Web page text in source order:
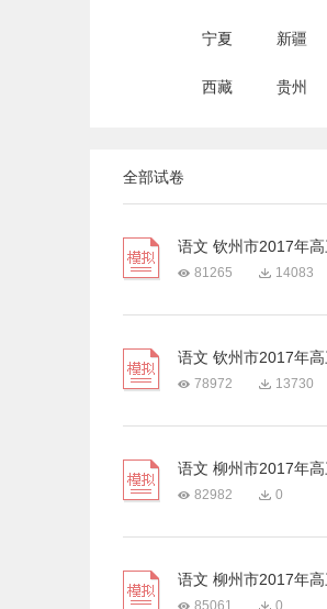
宁夏 新疆
西藏 贵州
全部试卷
语文 钦州市2017年
81265 14083
语文 钦州市2017年
78972 13730
语文 柳州市2017年
82982 0
语文 柳州市2017年
85061 0